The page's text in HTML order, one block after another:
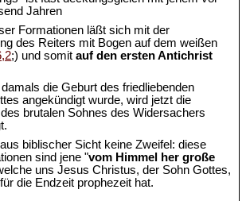
Jahren
Formationen läßt sich mit der
des Reiters mit Bogen auf dem weißen
;) und somitauf den ersten Antichrist
die Geburt des friedliebenden
angekündigt wurde, wird jetzt die
brutalen Sohnes des Widersachers
biblischer Sicht keine Zweifel: diese
sind jene "vom Himmel her große
uns Jesus Christus, der Sohn Gottes,
für die Endzeit prophezeit hat.